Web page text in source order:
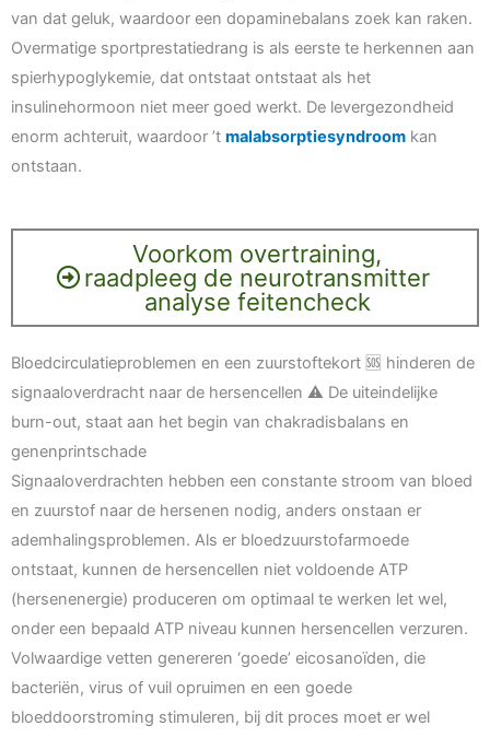
van dat geluk, waardoor een dopaminebalans zoek kan raken.
Overmatige sportprestatiedrang is als eerste te herkennen aan
spierhypoglykemie, dat ontstaat ontstaat als het
insulinehormoon niet meer goed werkt. De levergezondheid
enorm achteruit, waardoor ’t malabsorptiesyndroom kan
ontstaan.
Voorkom overtraining,
raadpleeg de neurotransmitter
analyse feitencheck
Bloedcirculatieproblemen en een zuurstoftekort 🆘 hinderen de
signaaloverdracht naar de hersencellen ⚠️ De uiteindelijke
burn-out, staat aan het begin van chakradisbalans en
genenprintschade
Signaaloverdrachten hebben een constante stroom van bloed
en zuurstof naar de hersenen nodig, anders onstaan er
ademhalingsproblemen. Als er bloedzuurstofarmoede
ontstaat, kunnen de hersencellen niet voldoende ATP
(hersenenergie) produceren om optimaal te werken let wel,
onder een bepaald ATP niveau kunnen hersencellen verzuren.
Volwaardige vetten genereren ‘goede’ eicosanoïden, die
bacteriën, virus of vuil opruimen en een goede
bloeddoorstroming stimuleren, bij dit proces moet er wel